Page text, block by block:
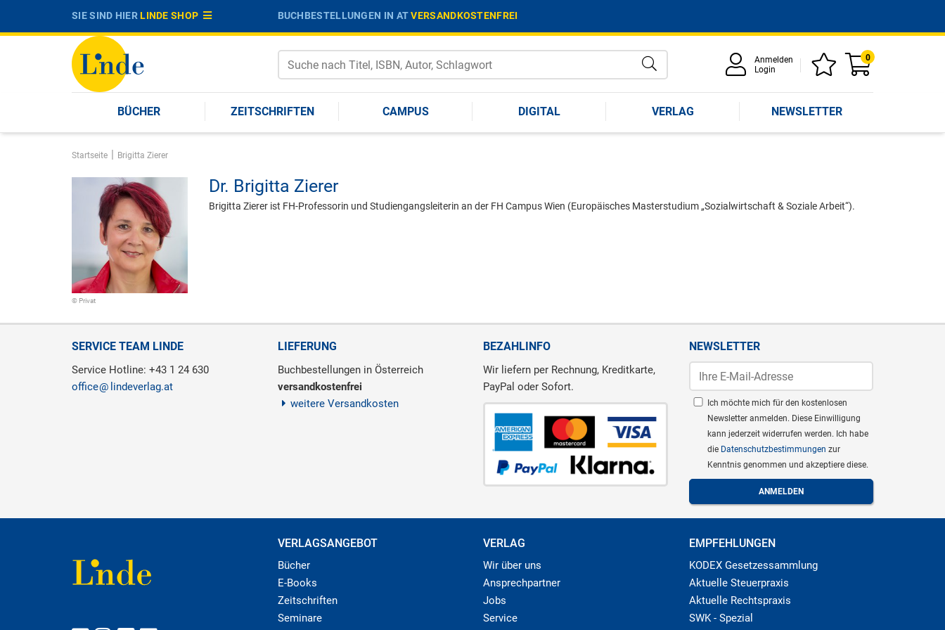
SIE SIND HIERLINDE SHOP BUCHBESTELLUNGEN IN ATVERSANDKOSTENFREI
Anmelden
Login
0
BÜCHER ZEITSCHRIFTEN CAMPUS DIGITAL VERLAG NEWSLETTER
Startseite | Brigitta Zierer
© Privat
Dr. Brigitta Zierer
Brigitta Zierer ist FH-Professorin und Studiengangsleiterin an der FH Campus Wien (Europäisches Masterstudium „Sozialwirtschaft & Soziale Arbeit“).
SERVICE TEAM LINDE
Service Hotline: +43 1 24 630
office
lindeverlag.at
LIEFERUNG
Buchbestellungen in Österreich
versandkostenfrei
weitere Versandkosten
BEZAHLINFO
Wir liefern per Rechnung, Kreditkarte,
PayPal oder Sofort.
NEWSLETTER
Ich möchte mich für den kostenlosen
Newsletter anmelden. Diese Einwilligung
kann jederzeit widerrufen werden. Ich habe
die Datenschutzbestimmungen zur
Kenntnis genommen und akzeptiere diese.
VERLAGSANGEBOT
Bücher
E-Books
Zeitschriften
Seminare
VERLAG
Wir über uns
Ansprechpartner
Jobs
Service
EMPFEHLUNGEN
KODEX Gesetzessammlung
Aktuelle Steuerpraxis
Aktuelle Rechtspraxis
SWK - Spezial